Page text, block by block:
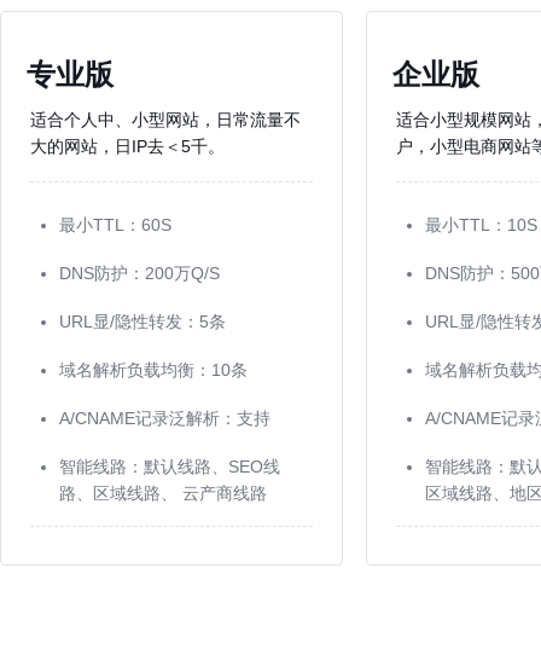
专业版
适合个人中、小型网站，日常流量不
大的网站，日IP去＜5千。
最小TTL：60S
DNS防护：200万Q/S
URL显/隐性转发：5条
域名解析负载均衡：10条
A/CNAME记录泛解析：支持
智能线路：默认线路、SEO线
路、区域线路、 云产商线路
企业版
适合小型规模网站
户，小型电商网站
最小TTL：10S
DNS防护：
URL显/隐性转
域名解析负载
A/CNAME记录
智能线路：默
区域线路、地